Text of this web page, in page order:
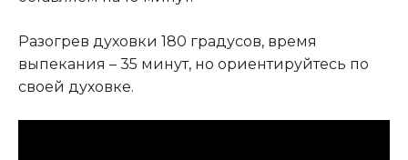
Разогрев духовки 180 градусов, время
выпекания – 35 минут, но ориентируйтесь по
своей духовке.